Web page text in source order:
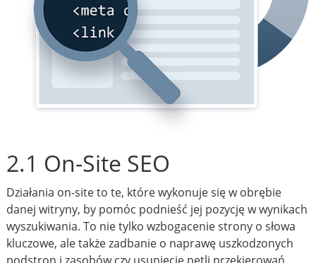
2.1 On-Site SEO
Działania on-site to te, które wykonuje się w obrębie
danej witryny, by pomóc podnieść jej pozycję w wynikach
wyszukiwania. To nie tylko wzbogacenie strony o słowa
kluczowe, ale także zadbanie o naprawę uszkodzonych
podstron i zasobów czy usunięcie pętli przekierowań.